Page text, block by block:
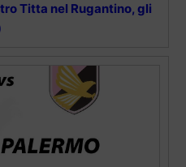
Titta nel Rugantino, gli